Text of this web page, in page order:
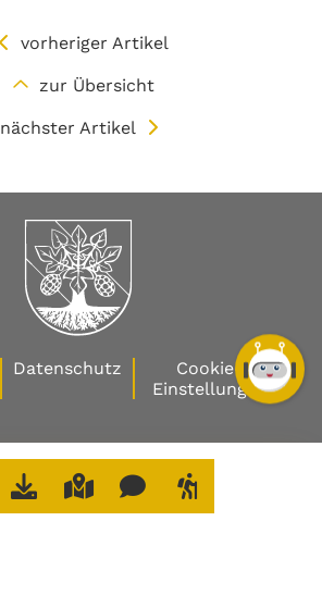
vorheriger Artikel
zur Übersicht
nächster Artikel
Datenschutz
Cookie-
Einstellungen